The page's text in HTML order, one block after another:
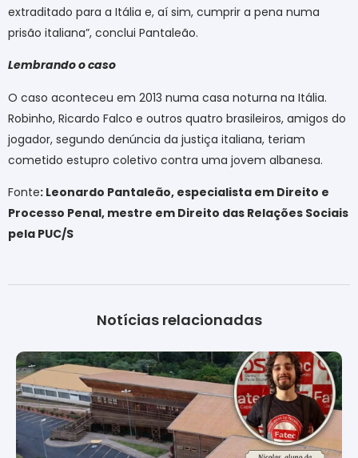
extraditado para a Itália e, aí sim, cumprir a pena numa
prisão italiana”, conclui Pantaleão.
Lembrando o caso
O caso aconteceu em 2013 numa casa noturna na Itália.
Robinho, Ricardo Falco e outros quatro brasileiros, amigos do
jogador, segundo denúncia da justiça italiana, teriam
cometido estupro coletivo contra uma jovem albanesa.
Fonte: Leonardo Pantaleão, especialista em Direito e
Processo Penal, mestre em Direito das Relações Sociais
pela PUC/S
Notícias relacionadas